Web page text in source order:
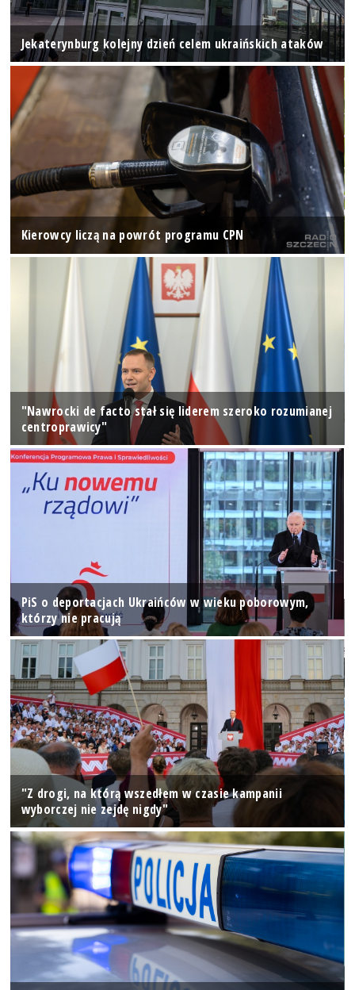
Jekaterynburg kolejny dzień celem ukraińskich ataków
Kierowcy liczą na powrót programu CPN
"Nawrocki de facto stał się liderem szeroko rozumianej
centroprawicy"
PiS o deportacjach Ukraińców w wieku poborowym,
którzy nie pracują
"Z drogi, na którą wszedłem w czasie kampanii
wyborczej nie zejdę nigdy"